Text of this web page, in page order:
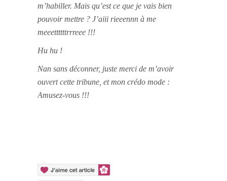
m’habiller. Mais qu’est ce que je vais bien
pouvoir mettre ? J’aiii rieeennn à me
meeettttttrrreee !!!
Hu hu !
Nan sans déconner, juste merci de m’avoir
ouvert cette tribune, et mon crédo mode :
Amusez-vous !!!